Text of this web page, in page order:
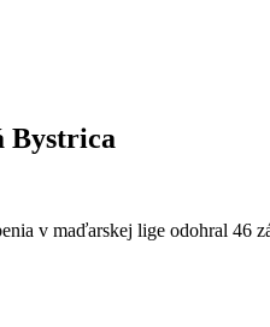
Bystrica
v maďarskej lige odohral 46